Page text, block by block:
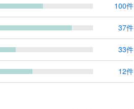
100件
37件
33件
12件
IT重説可（0）